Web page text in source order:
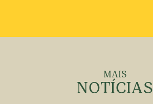
MAIS
NOTÍCIAS